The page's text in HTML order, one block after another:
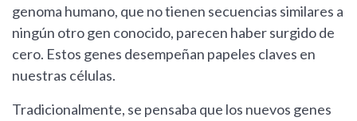
genoma humano, que no tienen secuencias similares a
ningún otro gen conocido, parecen haber surgido de
cero. Estos genes desempeñan papeles claves en
nuestras células.
Tradicionalmente, se pensaba que los nuevos genes